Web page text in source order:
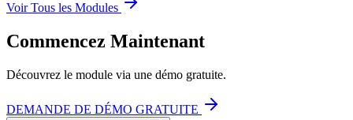
Voir Tous les Modules
Commencez Maintenant
Découvrez le module via une démo gratuite.
DEMANDE DE DÉMO GRATUITE